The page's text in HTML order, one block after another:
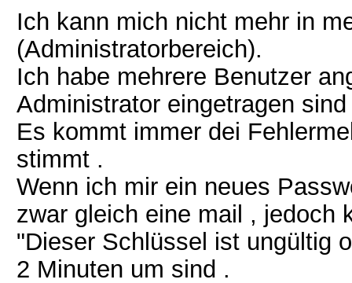
Ich kann mich nicht mehr in
(Administratorbereich).
Ich habe mehrere Benutzer
Administrator eingetragen sind
Es kommt immer dei
stimmt .
Wenn ich mir ein neues
zwar gleich eine mail , jedoch
"Dieser Schlüssel ist ungültig
2 Minuten um sind .